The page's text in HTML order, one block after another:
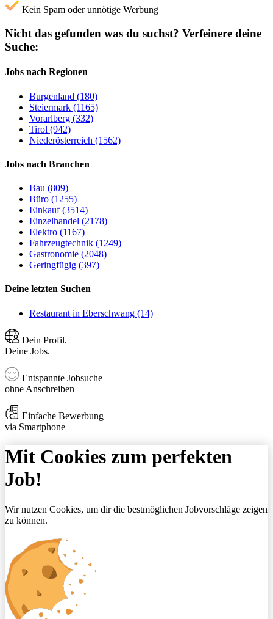
Kein Spam oder unnötige Werbung
Nicht das gefunden was du suchst? Verfeinere deine
Suche:
Jobs nach Regionen
Burgenland (180)
Steiermark (1165)
Vorarlberg (332)
Tirol (942)
Niederösterreich (1562)
Jobs nach Branchen
Bau (809)
Büro (1255)
Einkauf (3514)
Einzelhandel (2178)
Elektro (1167)
Fahrzeugtechnik (1249)
Gastronomie (2048)
Geringfügig (397)
Deine letzten Suchen
Restaurant in Eberschwang (14)
Dein Profil.
Deine Jobs.
Entspannte Jobsuche
ohne Anschreiben
Einfache Bewerbung
via Smartphone
Mit Cookies zum perfekten
Job!
Wir nutzen Cookies, um dir die bestmöglichen Jobvorschläge zeigen
zu können.